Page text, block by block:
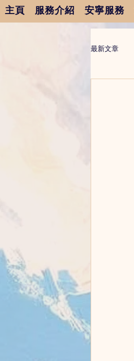
主頁 服務介紹 安寧服務
最新文章